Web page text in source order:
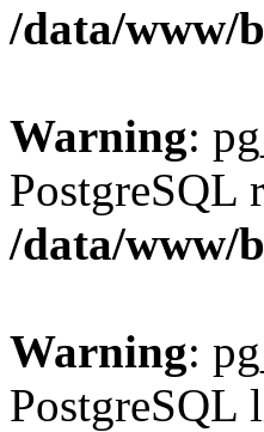
/data/www/
Warning:
PostgreSQL
/data/www/
Warning:
PostgreSQL